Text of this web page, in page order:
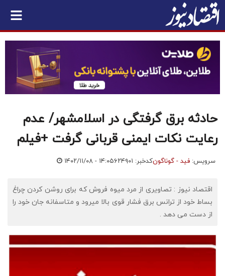
حادثه برق گرفتگی در اسلامشهر/ عدم
رعایت نکات ایمنی قربانی گرفت +فیلم
سرویس: فید - گوناگونکدخبر: ۶۲۴۹۰۱ ۱۴۰۲/۱۱/۰۸ - ۱۴:۰۵
اقتصاد نیوز : تصاویری از مرد میوه فروش که برای روشن کردن چراغ
بساط خود از ترانس برق فشار قوی بالا میرود و متاسفانه جان خود را
از دست می دهد .